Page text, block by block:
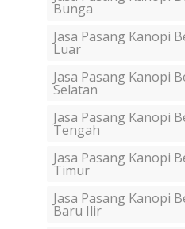
Bunga
Jasa Pasang Kanopi
Luar
Jasa Pasang Kanopi
Selatan
Jasa Pasang Kanopi
Tengah
Jasa Pasang Kanopi
Timur
Jasa Pasang Kanopi
Baru Ilir